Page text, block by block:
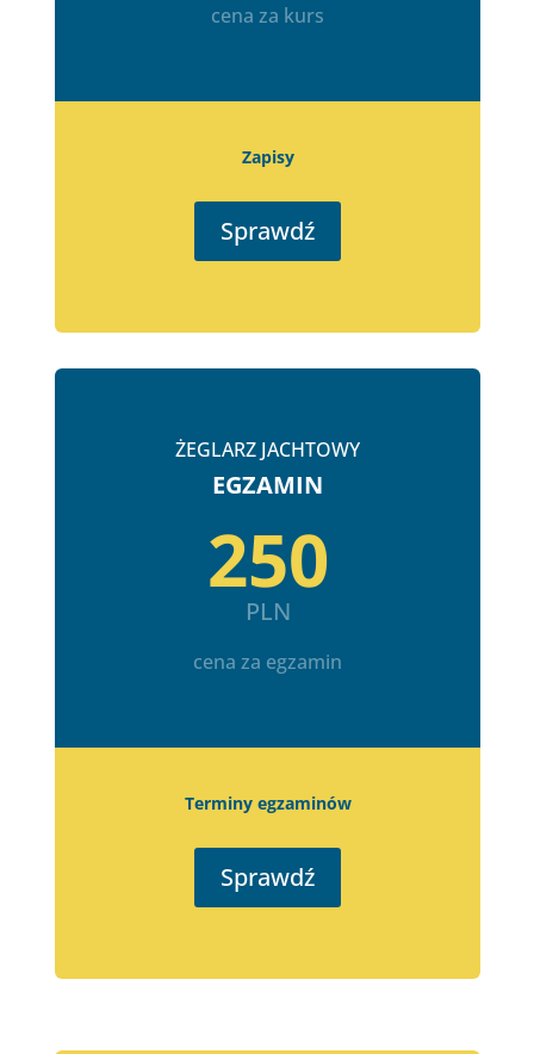
cena za kurs
Zapisy
Sprawdź
ŻEGLARZ JACHTOWY
EGZAMIN
250
PLN
cena za egzamin
Terminy egzaminów
Sprawdź